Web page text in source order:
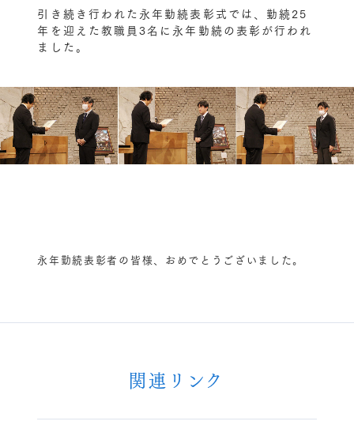
引き続き行われた永年勤続表彰式では、勤続25
年を迎えた教職員3名に永年勤続の表彰が行われ
ました。
永年勤続表彰者の皆様、おめでとうございました。
関連リンク